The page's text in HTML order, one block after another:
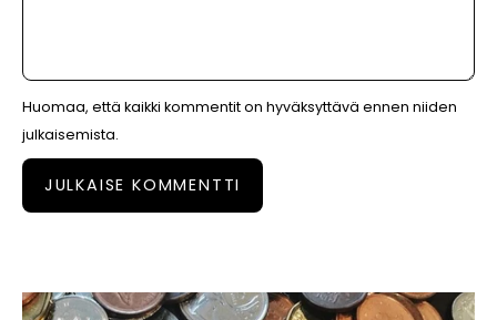
Huomaa, että kaikki kommentit on hyväksyttävä ennen niiden
julkaisemista.
JULKAISE KOMMENTTI